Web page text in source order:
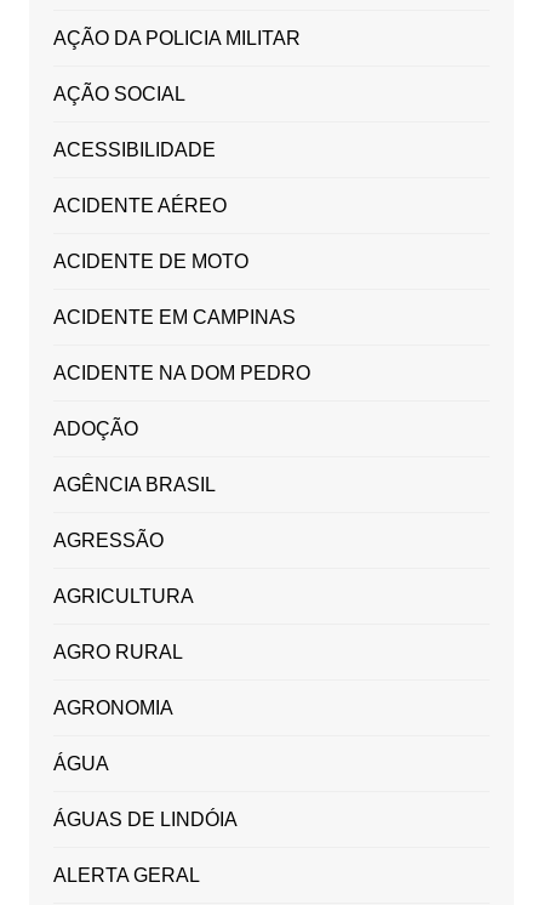
AÇÃO DA POLICIA MILITAR
AÇÃO SOCIAL
ACESSIBILIDADE
ACIDENTE AÉREO
ACIDENTE DE MOTO
ACIDENTE EM CAMPINAS
ACIDENTE NA DOM PEDRO
ADOÇÃO
AGÊNCIA BRASIL
AGRESSÃO
AGRICULTURA
AGRO RURAL
AGRONOMIA
ÁGUA
ÁGUAS DE LINDÓIA
ALERTA GERAL